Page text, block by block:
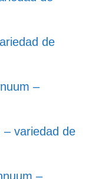
de
–
– variedad de
–